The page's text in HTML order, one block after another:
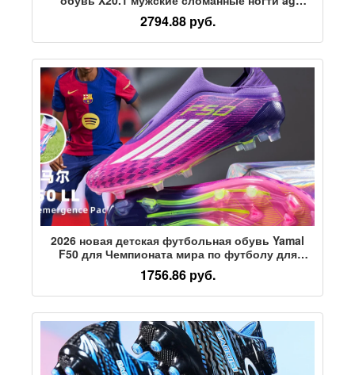
длинные ногти TF короткие ногти FG для
девочек и детей из натуральной кожи falcon
2794.88 руб.
2026 новая детская футбольная обувь Yamal
F50 для Чемпионата мира по футболу для
мужчин и женщин AG длинные ногти TF
сломанные ногти для взрослых учеников
начальной школы
1756.86 руб.